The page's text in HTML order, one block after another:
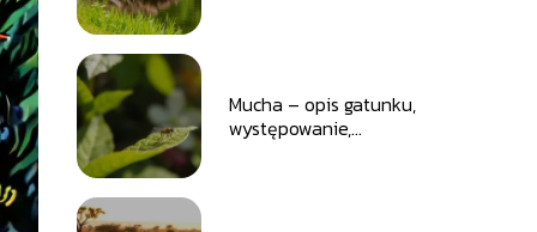
Mucha – opis gatunku,
występowanie,